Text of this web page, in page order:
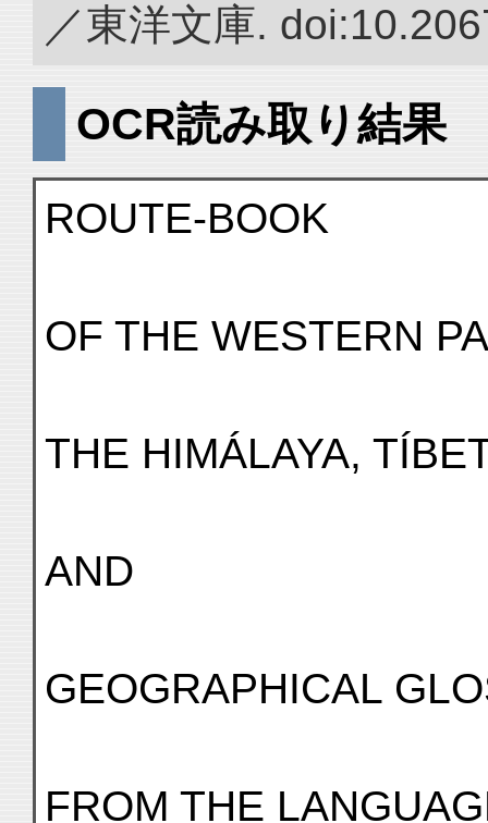
／東洋文庫.
OCR読み取り結果
ROUTE-BOOK
OF THE WESTERN
THE HIMÁLAYA,
AND
GEOGRAPHICAL
FROM THE